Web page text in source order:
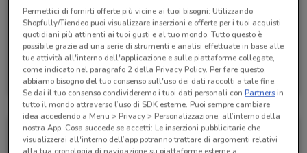
Alpitour
Scade il 31/01 236 m
Permettici di fornirti offerte più vicine ai tuoi bisogni: Utilizzando
Shopfully/Tiendeo puoi visualizzare inserzioni e offerte per i tuoi acquisti
quotidiani più attinenti ai tuoi gusti e al tuo mondo. Tutto questo è
possibile grazie ad una serie di strumenti e analisi effettuate in base alle
tue attività all'interno dell'applicazione e sulle piattaforme collegate,
come indicato nel paragrafo 2 della Privacy Policy. Per fare questo,
abbiamo bisogno del tuo consenso sull'uso dei dati raccolti a tale fine.
Se dai il tuo consenso condivideremo i tuoi dati personali conPartnersin
tutto il mondo attraverso l’uso di SDK esterne. Puoi sempre cambiare
idea accedendo a Menu > Privacy > Personalizzazione, all’interno della
nostra App. Cosa succede se accetti: Le inserzioni pubblicitarie che
visualizzerai all'interno dell’app potranno trattare di argomenti relativi